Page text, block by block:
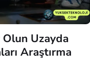
Olun Uzayda
Araştırma